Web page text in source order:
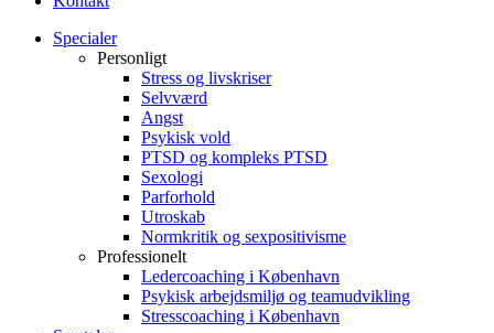
Specialer
Personligt
Stress og livskriser
Selvværd
Angst
Psykisk vold
PTSD og kompleks PTSD
Sexologi
Parforhold
Utroskab
Normkritik og sexpositivisme
Professionelt
Ledercoaching i København
Psykisk arbejdsmiljø og teamudvikling
Stresscoaching i København